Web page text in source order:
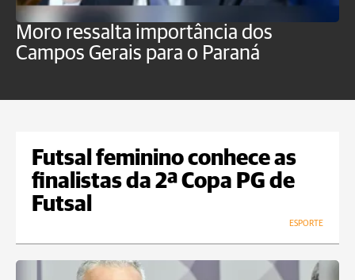
Moro ressalta importância dos
Campos Gerais para o Paraná
Futsal feminino conhece as
finalistas da 2ª Copa PG de
Futsal
ESPORTE